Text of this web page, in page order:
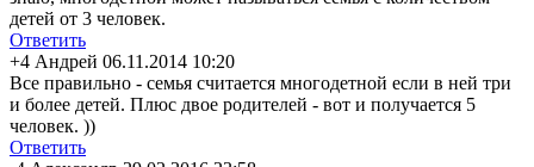
детей от 3 человек.
Ответить
+4 Андрей 06.11.2014 10:20
Все правильно - семья считается многодетной если в ней три
и более детей. Плюс двое родителей - вот и получается 5
человек. ))
Ответить